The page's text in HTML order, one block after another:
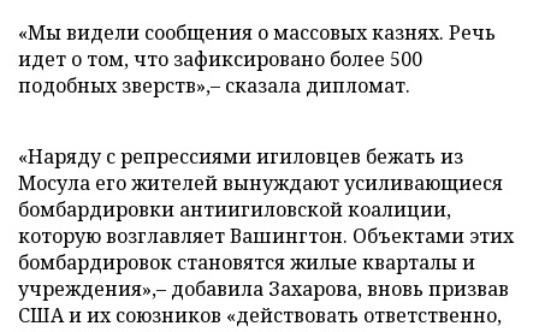
«Мы видели сообщения о массовых казнях. Речь
идет о том, что зафиксировано более 500
подобных зверств»,– сказала дипломат.
«Наряду с репрессиями игиловцев бежать из
Мосула его жителей вынуждают усиливающиеся
бомбардировки антиигиловской коалиции,
которую возглавляет Вашингтон. Объектами этих
бомбардировок становятся жилые кварталы и
учреждения»,– добавила Захарова, вновь призвав
США и их союзников «действовать ответственно,